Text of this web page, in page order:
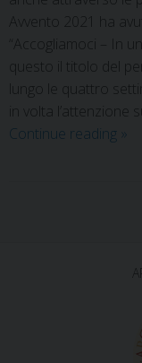
Avvento 2021 ha
“Accogliamoci – In
questo il titolo del
lungo le quattro
in volta l’attenzione
Continue reading »